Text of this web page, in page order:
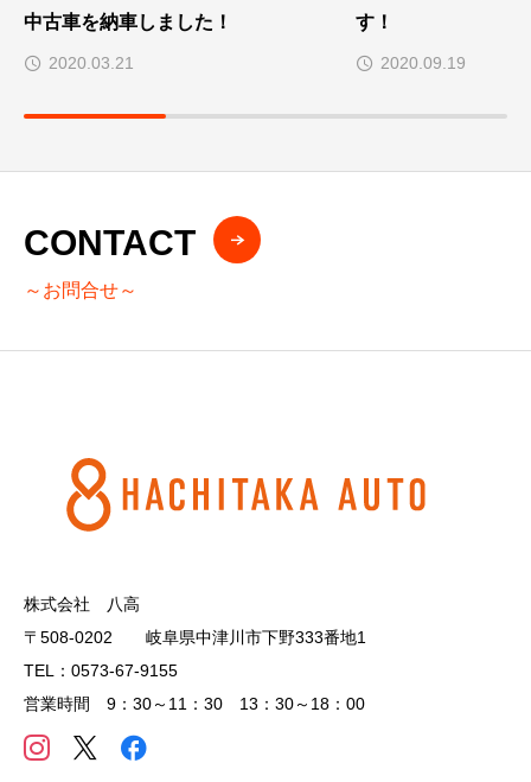
中古車を納車しました！
2020.03.21
す！
2020.09.19
CONTACT
～お問合せ～
株式会社 八高
〒508-0202 岐阜県中津川市下野333番地1
TEL：0573-67-9155
営業時間 9：30～11：30 13：30～18：00